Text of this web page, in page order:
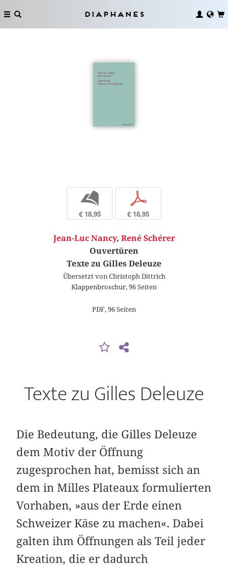
Diaphanes
b
€ 18,95
p
€ 18,95
Jean-Luc Nancy, René Schérer
Ouvertüren
Texte zu Gilles Deleuze
Übersetzt von Christoph Dittrich
Klappenbroschur, 96 Seiten
PDF, 96 Seiten
Texte zu Gilles Deleuze
Die Bedeutung, die Gilles Deleuze
dem Motiv der Öffnung
zugesprochen hat, bemisst sich an
dem in Milles Plateaux formulierten
Vorhaben, »aus der Erde einen
Schweizer Käse zu machen«. Dabei
galten ihm Öffnungen als Teil jeder
Kreation, die er dadurch